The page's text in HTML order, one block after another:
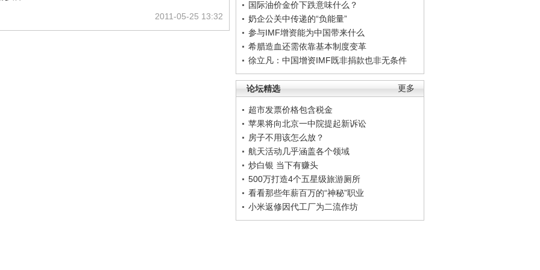
国际油价金价下跌意味什么？
奶企公关中传递的“负能量”
参与IMF增资能为中国带来什么
希腊造血还需依靠基本制度变革
徐立凡：中国增资IMF既非捐款也非无条件
更多
论坛精选
超市发票价格包含税金
苹果将向北京一中院提起新诉讼
房子不用该怎么放？
航天活动几乎涵盖各个领域
炒白银 当下有赚头
500万打造4个五星级旅游厕所
看看那些年薪百万的“神秘”职业
小米返修因代工厂为二流作坊
2011-05-25 13:32